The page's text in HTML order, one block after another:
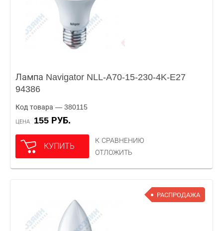
Лампа Navigator NLL-A70-15-230-4K-E27
94386
Код товара — 380115
ЦЕНА 155 РУБ.
КУПИТЬ
К СРАВНЕНИЮ
ОТЛОЖИТЬ
РАСПРОДАЖА